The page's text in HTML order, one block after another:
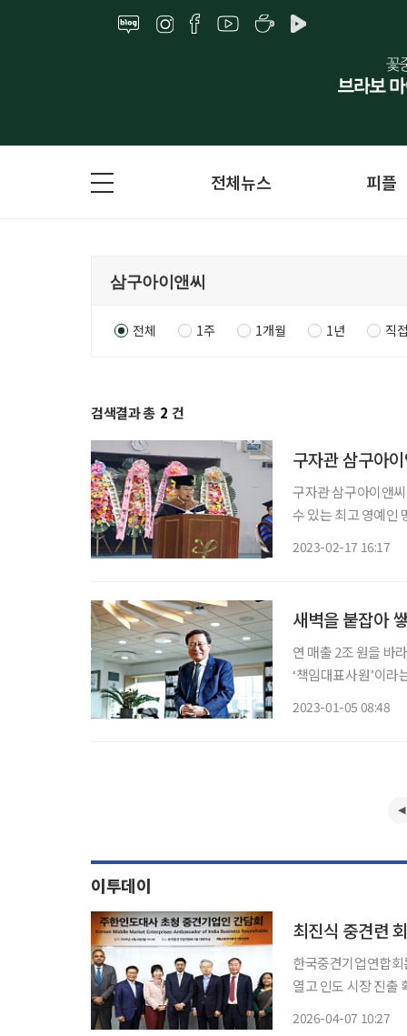
전체뉴스 피플
전체 1주 1개월 1년 직
검색결과 총 2 건
구자관 삼구아
구자관 삼구아이앤
수 있는 최고 영예인 명예 경영학박
2023-02-17 16:17
새벽을 붙잡아
연 매출 2조 원을 바
‘책임대표사원’이
2023-01-05 08:48
이투데이
한국중견기업연합회
열고 인도 시장 진출 확
2026-04-07 10:27